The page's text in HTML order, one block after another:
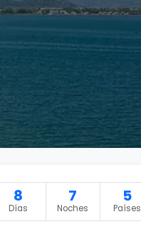
8
Días
7
Noches
5
Países